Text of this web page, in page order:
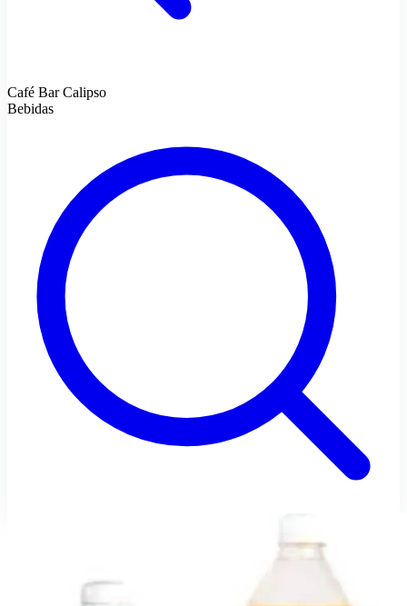
Café Bar Calipso
Bebidas